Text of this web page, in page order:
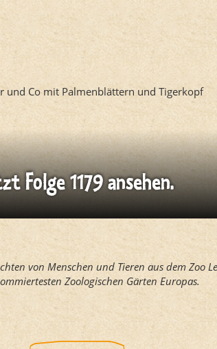
Folge 1179 ansehen.
von Menschen und Tieren aus dem Zoo
Zoologischen Gärten Europas.